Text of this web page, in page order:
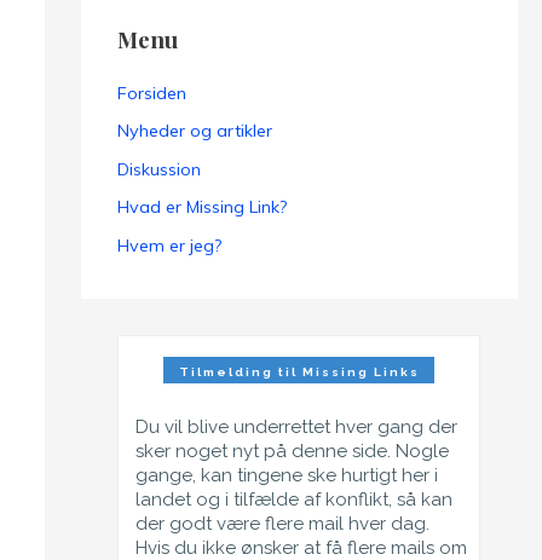
Menu
Forsiden
Nyheder og artikler
Diskussion
Hvad er Missing Link?
Hvem er jeg?
Du vil blive underrettet hver gang der
sker noget nyt på denne side. Nogle
gange, kan tingene ske hurtigt her i
landet og i tilfælde af konflikt, så kan
der godt være flere mail hver dag.
Hvis du ikke ønsker at få flere mails om
Tilmelding til Missing Links